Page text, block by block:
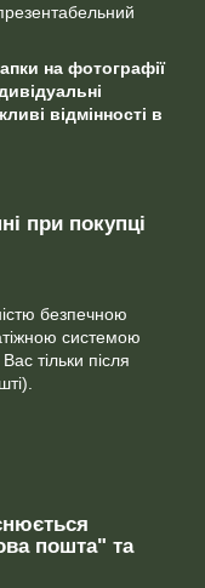
на фотографії
відмінності в
при покупці
безпечною
системою
тільки після
пошта" та